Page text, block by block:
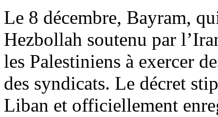
Le 8 décembre, Bayram,
Hezbollah soutenu par
les Palestiniens à exercer
des syndicats. Le décret
Liban et officiellement